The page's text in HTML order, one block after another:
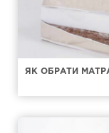
ЯК ОБРАТИ